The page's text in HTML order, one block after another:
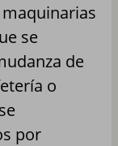
se
de
o
por